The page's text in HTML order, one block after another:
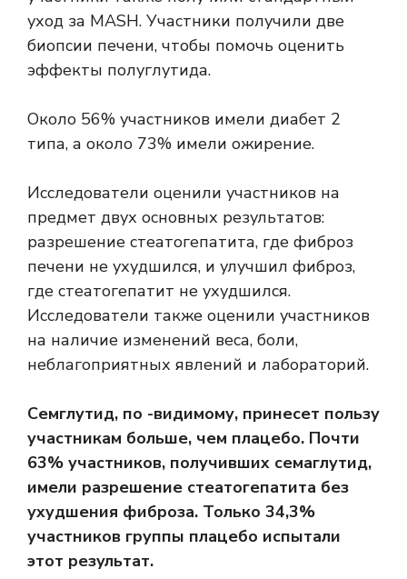
уход за MASH. Участники получили две
биопсии печени, чтобы помочь оценить
эффекты полуглутида.
Около 56% участников имели диабет 2
типа, а около 73% имели ожирение.
Исследователи оценили участников на
предмет двух основных результатов:
разрешение стеатогепатита, где фиброз
печени не ухудшился, и улучшил фиброз,
где стеатогепатит не ухудшился.
Исследователи также оценили участников
на наличие изменений веса, боли,
неблагоприятных явлений и лабораторий.
Семглутид, по -видимому, принесет пользу
участникам больше, чем плацебо. Почти
63% участников, получивших семаглутид,
имели разрешение стеатогепатита без
ухудшения фиброза. Только 34,3%
участников группы плацебо испытали
этот результат.